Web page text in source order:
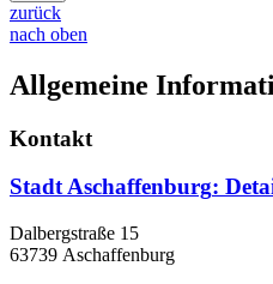
zurück
nach oben
Allgemeine
Kontakt
Stadt Aschaffenburg:
Dalbergstraße 15
63739 Aschaffenburg